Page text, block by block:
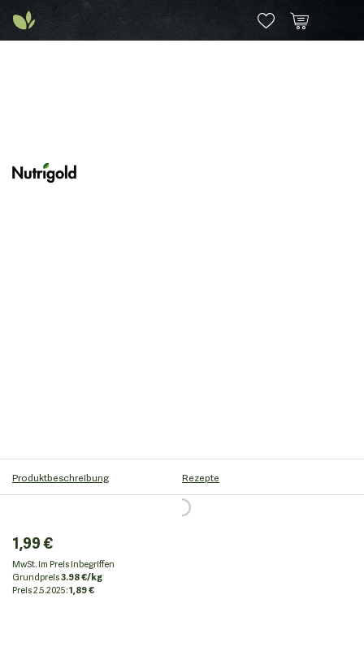
Produktbeschreibung Rezepte
1,99 €
MwSt. im Preis inbegriffen
Grundpreis3.98 €/kg
Preis2.5.2025:1,89 €